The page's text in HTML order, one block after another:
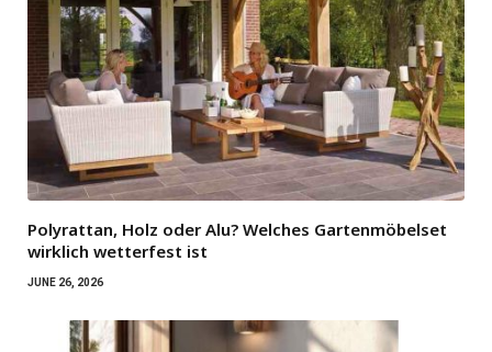
Polyrattan, Holz oder Alu? Welches Gartenmöbelset
wirklich wetterfest ist
JUNE 26, 2026